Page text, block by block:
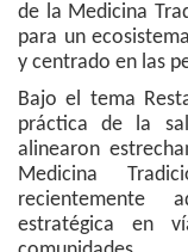
de la Medicina
para un
y centrado en las
Bajo el tema
práctica de la
alinearon
Medicina
recientemente
estratégica en